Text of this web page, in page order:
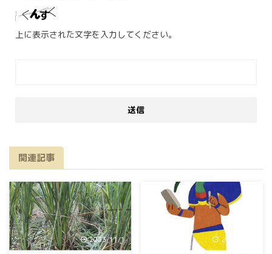
上に表示された文字を入力してください。
関連記事
2023/11/1 2023/10/7